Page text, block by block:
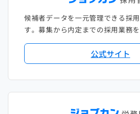
候補者データを一元管理できる採
す。募集から内定までの採用業務を
公式サイト